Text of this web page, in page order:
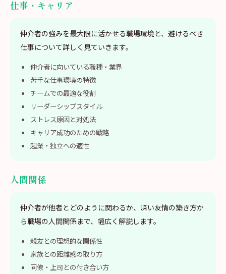
仕事・キャリア
仲介者の強みを最大限に活かせる職場環境と、避けるべき
仕事について詳しく見ていきます。
仲介者に向いている職種・業界
苦手な仕事環境の特徴
チームでの最適な役割
リーダーシップスタイル
ストレス原因と対処法
キャリア成功のための戦略
起業・独立への適性
人間関係
仲介者が他者とどのように関わるか、深い友情の築き方か
ら職場の人間関係まで、幅広く解説します。
親友との理想的な関係性
家族との距離感の取り方
同僚・上司との付き合い方